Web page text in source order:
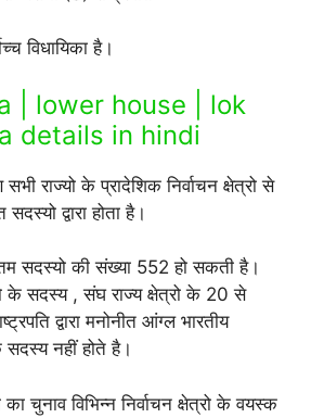
विधायिका है।
| lower house | lok
details in hindi
राज्यो के प्रादेशिक निर्वाचन क्षेत्रो से
द्वारा होता है।
सदस्यो की संख्या 552 हो सकती है।
के सदस्य , संघ राज्य क्षेत्रो के 20 से
द्वारा मनोनीत आंग्ल भारतीय
नहीं होते है।
चुनाव विभिन्न निर्वाचन क्षेत्रो के वयस्क